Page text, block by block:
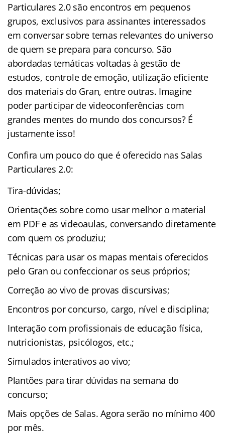
Particulares 2.0 são encontros em pequenos
grupos, exclusivos para assinantes interessados
em conversar sobre temas relevantes do universo
de quem se prepara para concurso. São
abordadas temáticas voltadas à gestão de
estudos, controle de emoção, utilização eficiente
dos materiais do Gran, entre outras. Imagine
poder participar de videoconferências com
grandes mentes do mundo dos concursos? É
justamente isso!
Confira um pouco do que é oferecido nas Salas
Particulares 2.0:
Tira-dúvidas;
Orientações sobre como usar melhor o material
em PDF e as videoaulas, conversando diretamente
com quem os produziu;
Técnicas para usar os mapas mentais oferecidos
pelo Gran ou confeccionar os seus próprios;
Correção ao vivo de provas discursivas;
Encontros por concurso, cargo, nível e disciplina;
Interação com profissionais de educação física,
nutricionistas, psicólogos, etc.;
Simulados interativos ao vivo;
Plantões para tirar dúvidas na semana do
concurso;
Mais opções de Salas. Agora serão no mínimo 400
por mês.